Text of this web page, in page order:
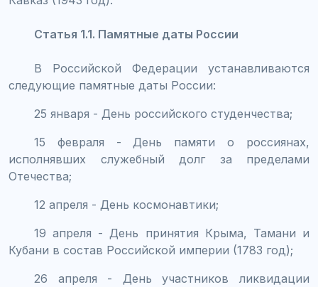
Статья 1.1. Памятные даты России
В Российской Федерации устанавливаются
следующие памятные даты России:
25 января - День российского студенчества;
15 февраля - День памяти о россиянах,
исполнявших служебный долг за пределами
Отечества;
12 апреля - День космонавтики;
19 апреля - День принятия Крыма, Тамани и
Кубани в состав Российской империи (1783 год);
26 апреля - День участников ликвидации